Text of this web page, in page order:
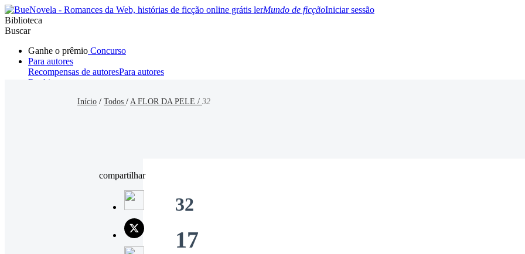
Mundo de ficçãoIniciar sessão
Biblioteca
Buscar
Ganhe o prêmio Concurso
Para autores
Recompensas de autoresPara autores
Ranking
Início / Todos / A FLOR DA PELE / 32
compartilhar
32
17